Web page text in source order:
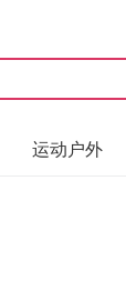
运动户外